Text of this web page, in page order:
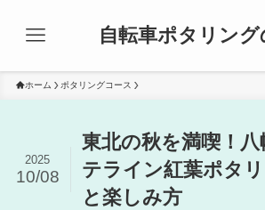
自転車ポタリング
ホーム ポタリングコース
東北の秋を満喫！
テライン紅葉ポタ
と楽しみ方
2025
10/08